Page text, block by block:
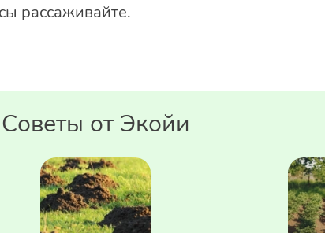
осенью ирисы
Советы от Экойи